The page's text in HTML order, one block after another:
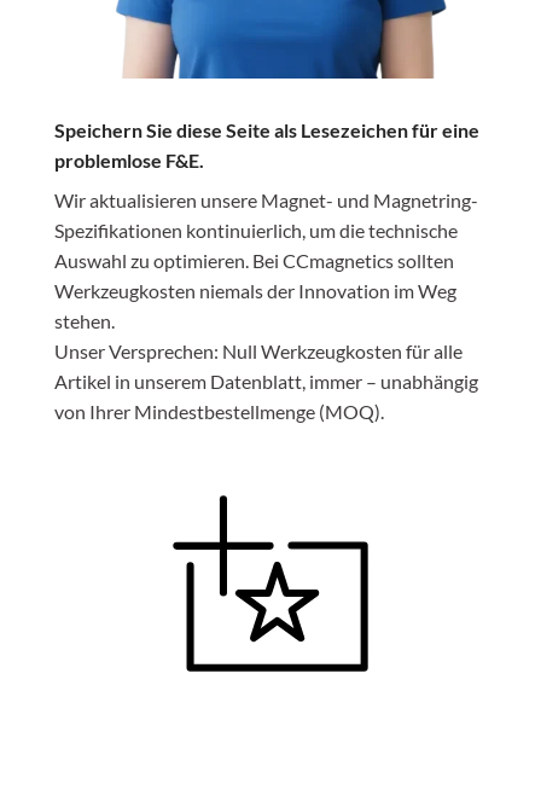
Speichern Sie diese Seite als Lesezeichen für eine
problemlose F&E.
Wir aktualisieren unsere Magnet- und Magnetring-
Spezifikationen kontinuierlich, um die technische
Auswahl zu optimieren. Bei CCmagnetics sollten
Werkzeugkosten niemals der Innovation im Weg
stehen.
Unser Versprechen: Null Werkzeugkosten für alle
Artikel in unserem Datenblatt, immer – unabhängig
von Ihrer Mindestbestellmenge (MOQ).